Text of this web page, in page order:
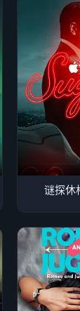
谜探休